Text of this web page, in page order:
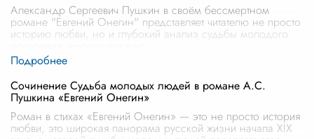
Александр Сергеевич Пушкин в своём бессмертном
романе "Евгений Онегин" представляет читателю не просто
историю любви, но и глубокий анализ судьбы молодого
Сочинение Судьба молодых людей в романе А.С.
Пушкина «Евгений Онегин»
Роман в стихах «Евгений Онегин» — это не просто история
любви, это широкая панорама русской жизни начала XIX